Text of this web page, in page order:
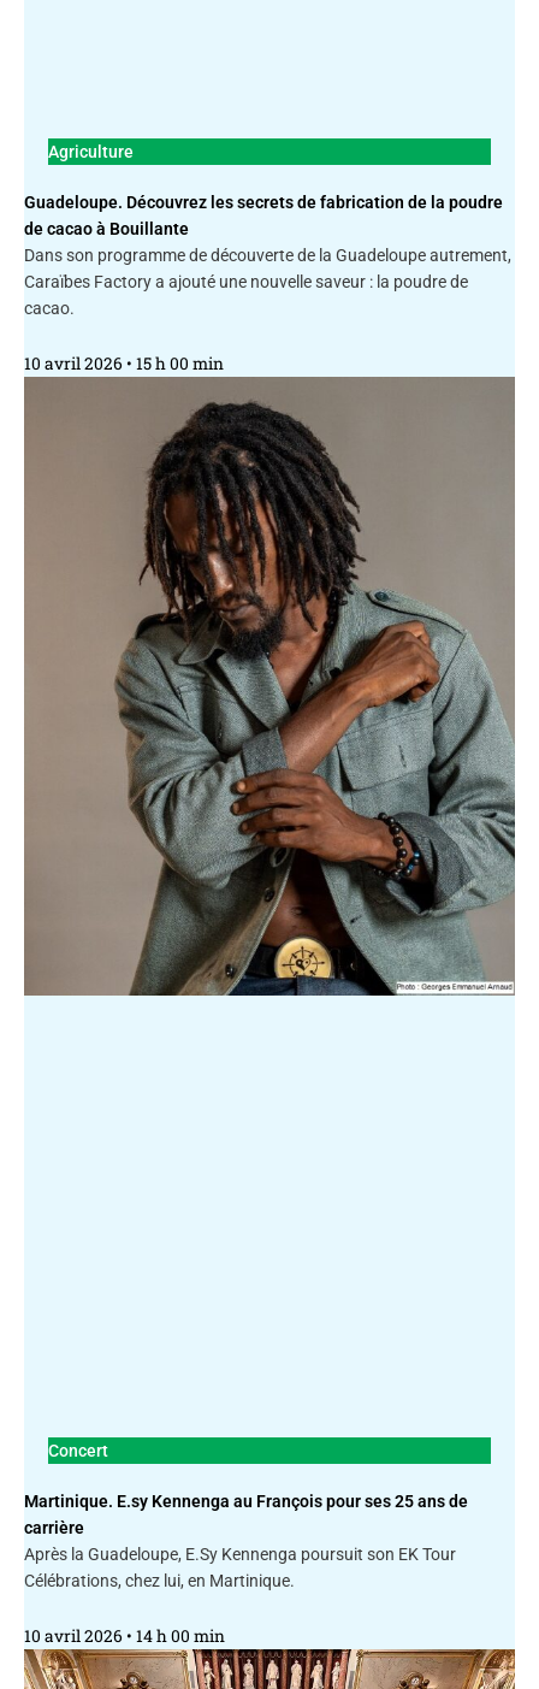
Agriculture
Guadeloupe. Découvrez les secrets de fabrication de la poudre
de cacao à Bouillante
Dans son programme de découverte de la Guadeloupe autrement,
Caraïbes Factory a ajouté une nouvelle saveur : la poudre de
cacao.
10 avril 2026 15 h 00 min
Concert
Martinique. E.sy Kennenga au François pour ses 25 ans de
carrière
Après la Guadeloupe, E.Sy Kennenga poursuit son EK Tour
Célébrations, chez lui, en Martinique.
10 avril 2026 14 h 00 min